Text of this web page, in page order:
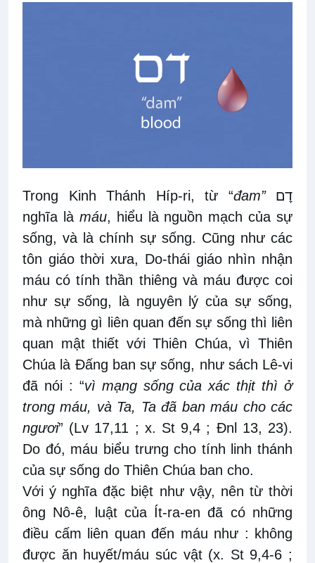
Trong Kinh Thánh Híp-ri, từ “đam”דׇם
nghĩa là máu, hiểu là nguồn mạch của sự
sống, và là chính sự sống. Cũng như các
tôn giáo thời xưa, Do-thái giáo nhìn nhận
máu có tính thần thiêng và máu được coi
như sự sống, là nguyên lý của sự sống,
mà những gì liên quan đến sự sống thì liên
quan mật thiết với Thiên Chúa, vì Thiên
Chúa là Đấng ban sự sống, như sách Lê-vi
đã nói : “vì mạng sống của xác thịt thì ở
trong máu, và Ta, Ta đã ban máu cho các
ngươi” (Lv 17,11 ; x. St 9,4 ; Đnl 13, 23).
Do đó, máu biểu trưng cho tính linh thánh
của sự sống do Thiên Chúa ban cho.
Với ý nghĩa đặc biệt như vậy, nên từ thời
ông Nô-ê, luật của Ít-ra-en đã có những
điều cấm liên quan đến máu như : không
được ăn huyết/máu súc vật (x. St 9,4-6 ;